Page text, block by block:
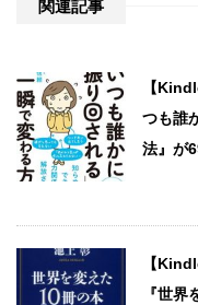
関連記事
【
つも誰
法』が
【
『世